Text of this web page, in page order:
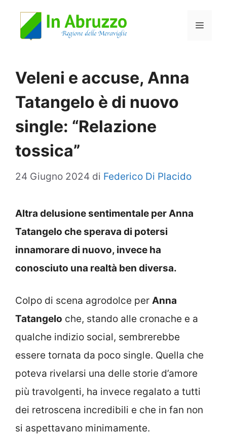
Menu
Veleni e accuse, Anna
Tatangelo è di nuovo
single: “Relazione
tossica”
24 Giugno 2024 di Federico Di Placido
Altra delusione sentimentale per Anna
Tatangelo che sperava di potersi
innamorare di nuovo, invece ha
conosciuto una realtà ben diversa.
Colpo di scena agrodolce per Anna
Tatangelo che, stando alle cronache e a
qualche indizio social, sembrerebbe
essere tornata da poco single. Quella che
poteva rivelarsi una delle storie d’amore
più travolgenti, ha invece regalato a tutti
dei retroscena incredibili e che in fan non
si aspettavano minimamente.